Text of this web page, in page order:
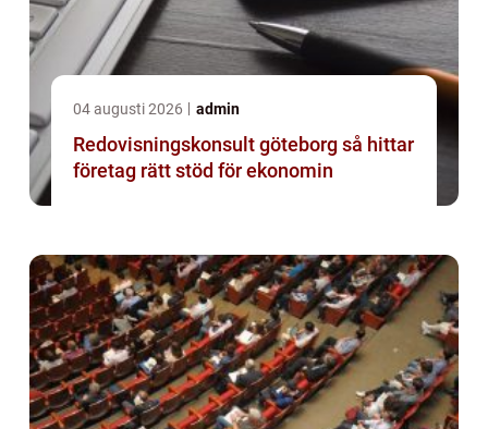
04 augusti 2026 admin
Redovisningskonsult göteborg så hittar
företag rätt stöd för ekonomin